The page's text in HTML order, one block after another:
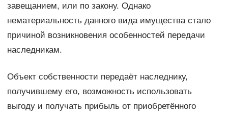
завещанием, или по закону. Однако
нематериальность данного вида имущества стало
причиной возникновения особенностей передачи
наследникам.
Объект собственности передаёт наследнику,
получившему его, возможность использовать
выгоду и получать прибыль от приобретённого